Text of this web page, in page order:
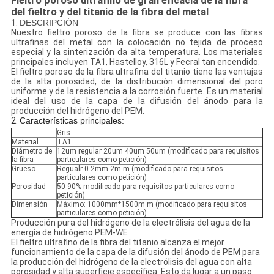
del fieltro y del titanio de la fibra del metal
1. DESCRIPCIÓN
Nuestro fieltro poroso de la fibra se produce con las fibras
ultrafinas del metal con la colocación no tejida de proceso
especial y la sinterización da alta temperatura. Los materiales
principales incluyen TA1, Hastelloy, 316L y Fecral tan encendido.
El fieltro poroso de la fibra ultrafina del titanio tiene las ventajas
de la alta porosidad, de la distribución dimensional del poro
uniforme y de la resistencia a la corrosión fuerte. Es un material
ideal del uso de la capa de la difusión del ánodo para la
producción del hidrógeno del PEM.
2. Características principales:
Gris
Material
TA1
Diámetro de
la fibra
12um regular 20um 40um 50um (modificado para requisitos
particulares como petición)
Grueso
Regualr 0.2mm-2m m (modificado para requisitos
particulares como petición)
Porosidad
50-90% modificado para requisitos particulares como
petición)
Dimensión
Máximo: 1000mm*1500m m (modificado para requisitos
particulares como petición)
Producción pura del hidrógeno de la electrólisis del agua de la
energía de hidrógeno PEM-WE
El fieltro ultrafino de la fibra del titanio alcanza el mejor
funcionamiento de la capa de la difusión del ánodo de PEM para
la producción del hidrógeno de la electrólisis del agua con alta
porosidad y alta superficie específica. Esto da lugar a un paso